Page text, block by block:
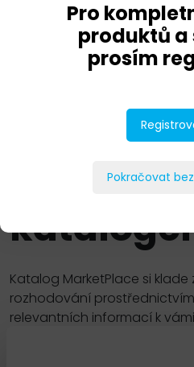
Microsoft
Jak
Katalog MarketPlace si
rozhodování
relevantních informací k
produktu či službě. Váš
nezavazuje. Zboží či služby,
Pro
produktů a
prosím
Pokračovat